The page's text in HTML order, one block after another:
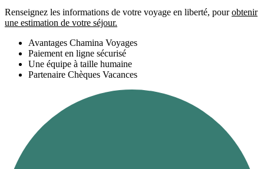
Renseignez les informations de votre voyage en liberté, pourobtenir
une estimation de votre séjour.
Avantages Chamina Voyages
Paiement en ligne sécurisé
Une équipe à taille humaine
Partenaire Chèques Vacances